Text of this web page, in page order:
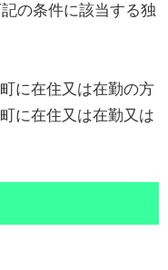
の条件に該当する独
に在住又は在勤の方
に在住又は在勤又は